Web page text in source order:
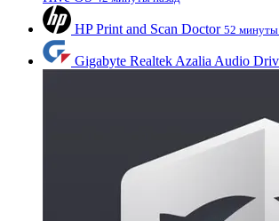
HP Print and Scan Doctor 52 минуты
Gigabyte Realtek Azalia Audio